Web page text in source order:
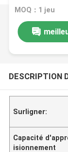
températures
MOQ：1 jeu
DESCRIPTION
Surligner:
Capacité
isionnement